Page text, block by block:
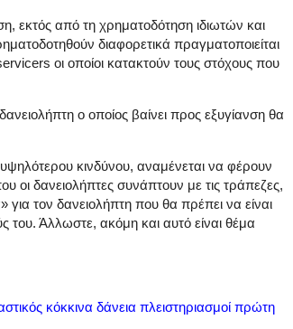
εκτός από τη χρηματοδότηση ιδιωτών και
διαφορετικά πραγματοποιείται
οι οποίοι κατακτούν τους στόχους που
ο οποίος βαίνει προς εξυγίανση θα
κινδύνου, αναμένεται να φέρουν
οι δανειολήπτες συνάπτουν με τις τράπεζες,
τον δανειολήπτη που θα πρέπει να είναι
του. Άλλωστε, ακόμη και αυτό είναι θέμα
κόκκινα δάνεια πλειστηριασμοί πρώτη